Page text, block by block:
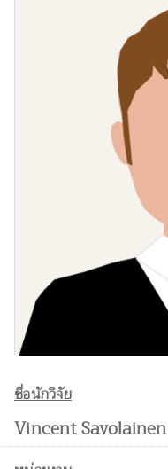
ชื่อนักวิจัย
Vincent Savolainen